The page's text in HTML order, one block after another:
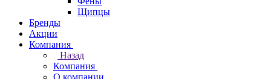
Щипцы
Бренды
Акции
Компания
Назад
Компания
О компании